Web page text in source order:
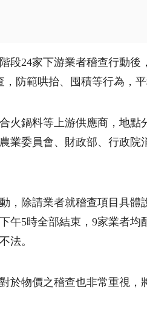
段24家下游業者稽查行動後
防範哄抬、囤積等行為，平
火鍋料等上游供應商，地
業委員會、財政部、行政
，除請業者就稽查項目具
午5時全部結束， 9家業者均
法。
於物價之稽查也非常重視